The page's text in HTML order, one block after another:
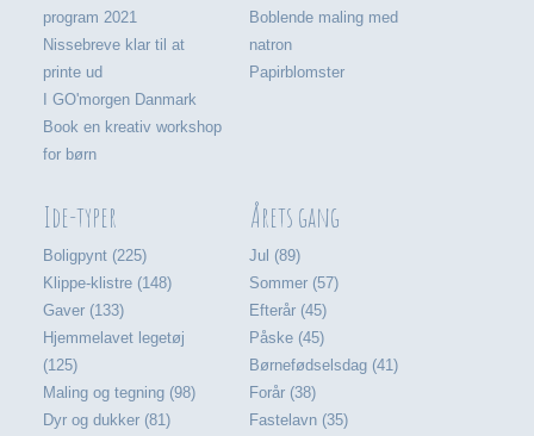
program 2021
Nissebreve klar til at
printe ud
I GO'morgen Danmark
Book en kreativ workshop
for børn
Boblende maling med
natron
Papirblomster
Ide-typer
Boligpynt (225)
Klippe-klistre (148)
Gaver (133)
Hjemmelavet legetøj
(125)
Maling og tegning (98)
Dyr og dukker (81)
Årets gang
Jul (89)
Sommer (57)
Efterår (45)
Påske (45)
Børnefødselsdag (41)
Forår (38)
Fastelavn (35)